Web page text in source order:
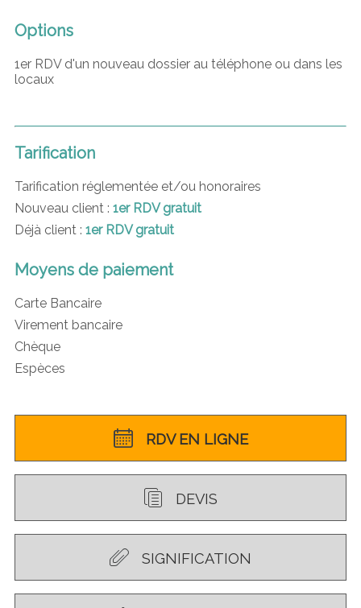
Options
1er RDV d'un nouveau dossier au téléphone ou dans les
locaux
Tarification
Moyens de paiement
Tarification réglementée et/ou honoraires
Nouveau client : 1er RDV gratuit
Déjà client : 1er RDV gratuit
Carte Bancaire
Virement bancaire
Chèque
Espèces
RDV EN LIGNE
DEVIS
SIGNIFICATION